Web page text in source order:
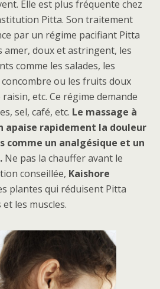
Elle est plus fréquente chez
Pitta. Son traitement
par un régime pacifiant Pitta
doux et astringent, les
comme les salades, les
ou les fruits doux
etc. Ce régime demande
sel, café, etc. Le massage à
apaise rapidement la douleur
comme un analgésique et un
Ne pas la chauffer avant le
conseillée, Kaishore
plantes qui réduisent Pitta
les muscles.